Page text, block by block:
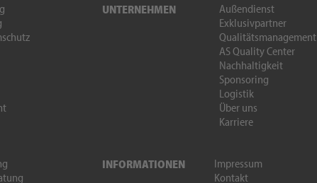
UNTERNEHMEN
Außendienst
Exklusivpartner
Qualitätsmanagement
AS Quality Center
Nachhaltigkeit
Sponsoring
Logistik
Über uns
Karriere
INFORMATIONEN
Impressum
Kontakt